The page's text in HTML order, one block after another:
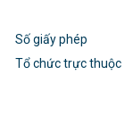
Số giấy phép
Tổ chức trực thuộc